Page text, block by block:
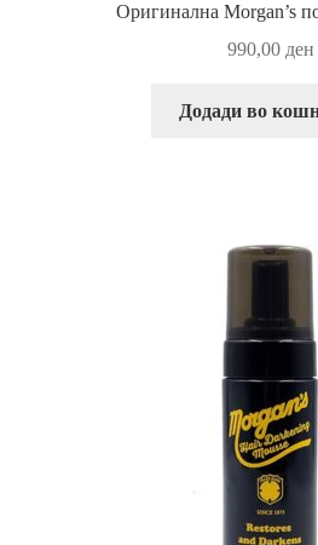
Оригинална Morgan’s
990,00 ден
Додади во